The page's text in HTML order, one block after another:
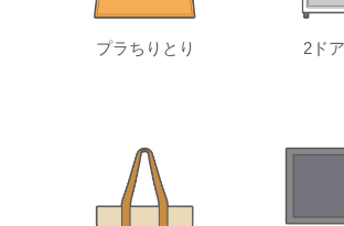
プラちりとり 2ド